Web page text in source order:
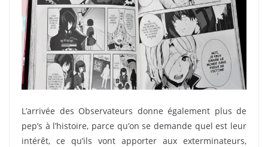
L’arrivée des Observateurs donne également plus de
pep’s à l’histoire, parce qu’on se demande quel est leur
intérêt, ce qu’ils vont apporter aux exterminateurs,